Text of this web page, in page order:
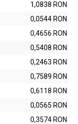
1,0838 RON
0,0544 RON
0,4656 RON
0,5408 RON
0,2463 RON
0,7589 RON
0,6118 RON
0,0565 RON
0,3574 RON